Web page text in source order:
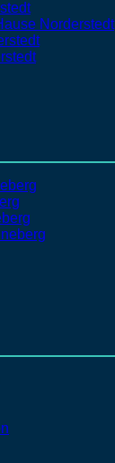
Norderstedt